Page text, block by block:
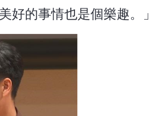
好的事情也是個樂趣。」